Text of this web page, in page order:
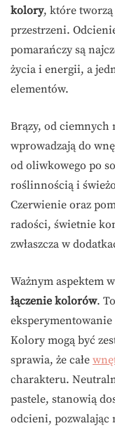
kolory, które
przestrzeni.
pomarańczy są
życia i energii, a
elementów.
Brązy, od ciemnych
wprowadzają do
od oliwkowego po
roślinnością i
Czerwienie oraz
radości, świetnie
zwłaszcza w
Ważnym aspektem
łączenie kolorów.
Kolory mogą być
sprawia, że całe
charakteru.
pastele, stanowią
odcieni, pozwalając